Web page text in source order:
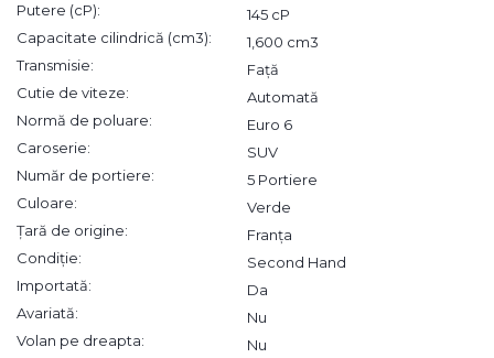
Putere (cP):
145 cP
Capacitate cilindrică (cm3):
1,600 cm3
Transmisie:
Față
Cutie de viteze:
Automată
Normă de poluare:
Euro 6
Caroserie:
SUV
Număr de portiere:
5 Portiere
Culoare:
Verde
Țară de origine:
Franța
Condiție:
Second Hand
Importată:
Da
Avariată:
Nu
Volan pe dreapta:
Nu